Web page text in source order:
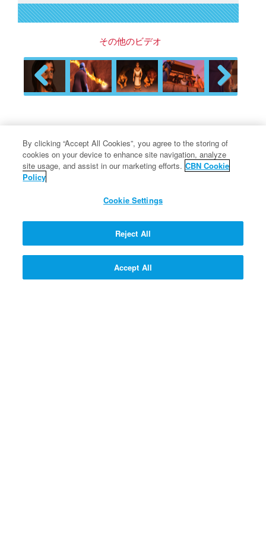
その他のビデオ
Previous Next
シーン
なぜノアは、箱舟を作ったのでし
ょうか？
By clicking “Accept All Cookies”, you agree to the storing of
cookies on your device to enhance site navigation, analyze
site usage, and assist in our marketing efforts. CBN Cookie
Policy
Cookie Settings
Reject All
Accept All